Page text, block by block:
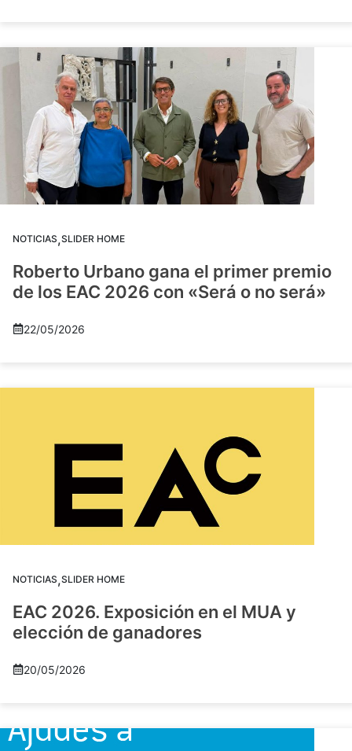
NOTICIAS,SLIDER HOME
Roberto Urbano gana el primer premio
de los EAC 2026 con «Será o no será»
22/05/2026
NOTICIAS,SLIDER HOME
EAC 2026. Exposición en el MUA y
elección de ganadores
20/05/2026